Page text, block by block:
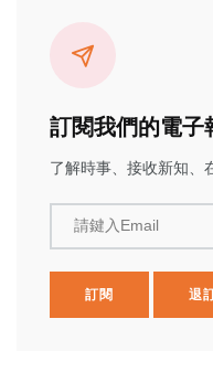
訂閱我們的電子
了解時事、接收新知、
請鍵入Email
訂閱 退